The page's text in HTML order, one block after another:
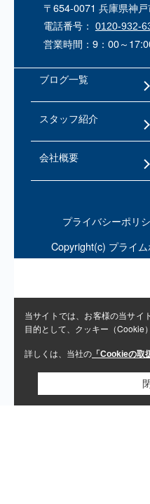
〒654-0071 兵庫県神
電話番号：
0120-932-
営業時間：9：00～
ブログ一覧
スタッフ紹介
会社概要
プライバシーポリ
Copyright(c) プライ
当サイトでは、お客様の当サイ
目的として、クッキー（Cookie
詳しくは、当社の 「Cookieの取